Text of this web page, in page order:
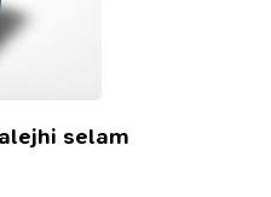
selam